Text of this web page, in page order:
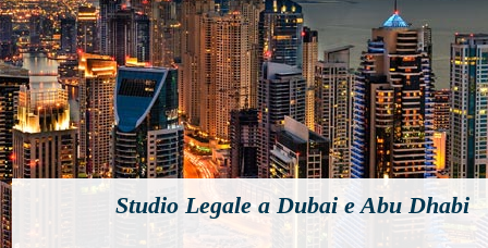
Studio Legale a Dubai e Abu Dhabi